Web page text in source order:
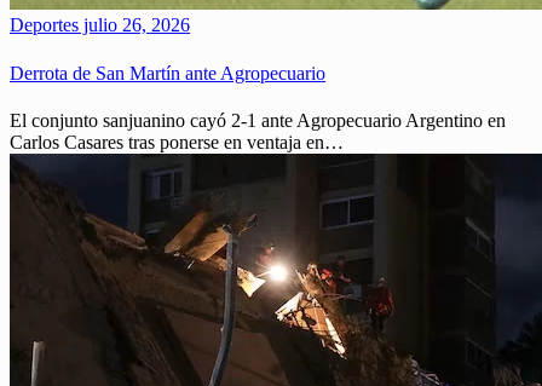
Deportes julio 26, 2026
Derrota de San Martín ante Agropecuario
El conjunto sanjuanino cayó 2-1 ante Agropecuario Argentino en
Carlos Casares tras ponerse en ventaja en…